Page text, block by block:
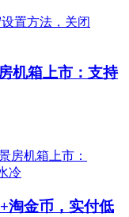
机箱上市：支持
淘金币，实付低